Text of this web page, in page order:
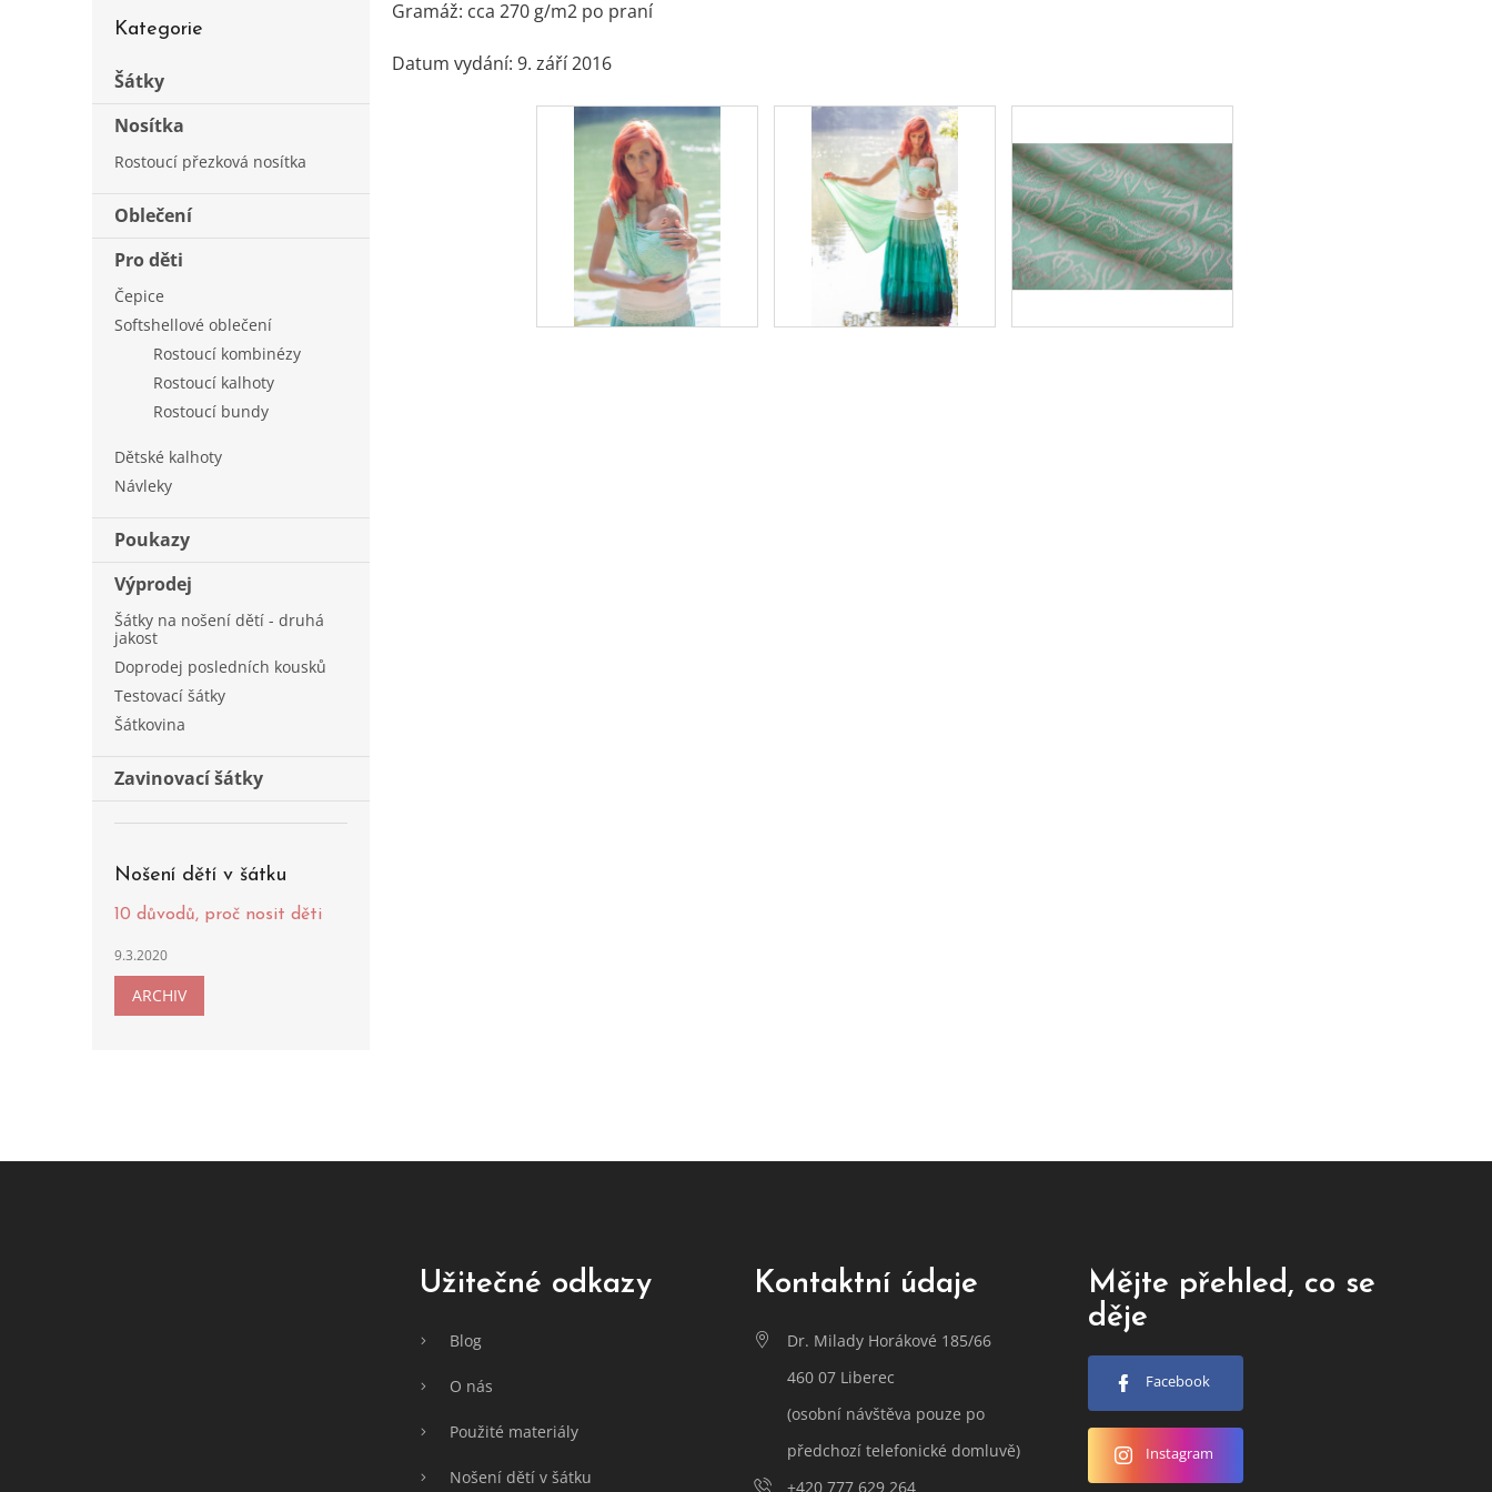
kategorie
Kategorie
Šátky
Nosítka
Rostoucí přezková nosítka
Oblečení
Pro děti
Čepice
Softshellové oblečení
Rostoucí kombinézy
Rostoucí kalhoty
Rostoucí bundy
Dětské kalhoty
Návleky
Poukazy
Výprodej
Šátky na nošení dětí - druhá
jakost
Doprodej posledních kousků
Testovací šátky
Šátkovina
Zavinovací šátky
Nošení dětí v šátku
10 důvodů, proč nosit děti
9.3.2020
ARCHIV
Gramáž: cca 270 g/m2 po praní
Datum vydání: 9. září 2016
Užitečné odkazy
Blog
O nás
Použité materiály
Nošení dětí v šátku
Kontaktní údaje
Dr. Milady Horákové 185/66
460 07 Liberec
(osobní návštěva pouze po
předchozí telefonické domluvě)
+420 777 629 264
Mějte přehled, co se
děje
Facebook
Instagram